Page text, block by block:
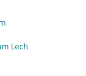
Lech